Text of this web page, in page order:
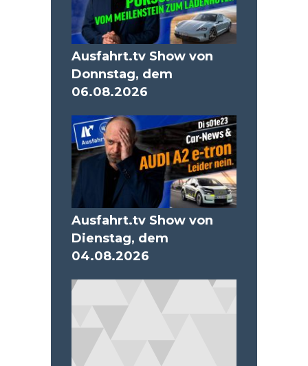
Ausfahrt.tv Show von
Donnstag, dem
06.08.2026
Ausfahrt.tv Show von
Dienstag, dem
04.08.2026